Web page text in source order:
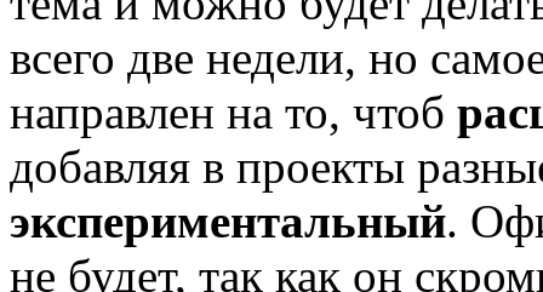
всего две недели, но
направлен на то, чтоб
добавляя в проекты
экспериментальный.
не будет, так как он